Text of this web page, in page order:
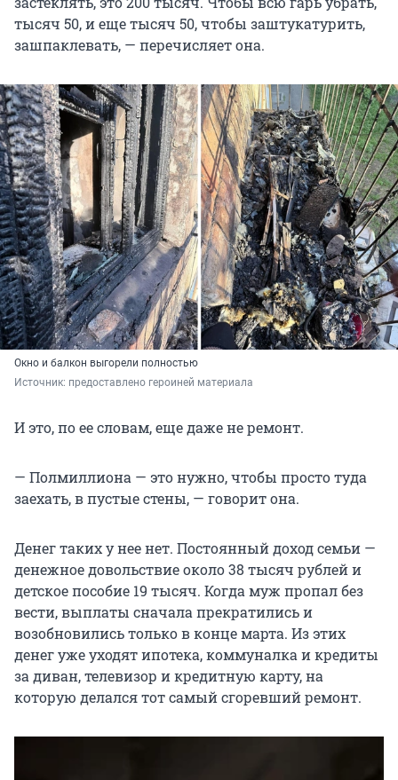
тысяч 50, и еще тысяч 50, чтобы заштукатурить,
зашпаклевать, — перечисляет она.
Окно и балкон выгорели полностью
Источник: предоставлено героиней материала
И это, по ее словам, еще даже не ремонт.
— Полмиллиона — это нужно, чтобы просто туда
заехать, в пустые стены, — говорит она.
Денег таких у нее нет. Постоянный доход семьи —
денежное довольствие около38 тысяч рублей и
детское пособие 19 тысяч. Когда муж пропал без
вести, выплаты сначала прекратились и
возобновились только в конце марта. Из этих
денег уже уходят ипотека, коммуналка и кредиты
за диван, телевизор и кредитную карту, на
которую делался тот самый сгоревший ремонт.